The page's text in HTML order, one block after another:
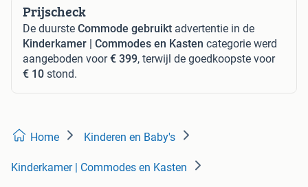
Prijscheck
De duurste Commode gebruikt advertentie in de
Kinderkamer | Commodes en Kasten categorie werd
aangeboden voor€ 399, terwijl de goedkoopste voor
€ 10 stond.
Home Kinderen en Baby's
Kinderkamer | Commodes en Kasten